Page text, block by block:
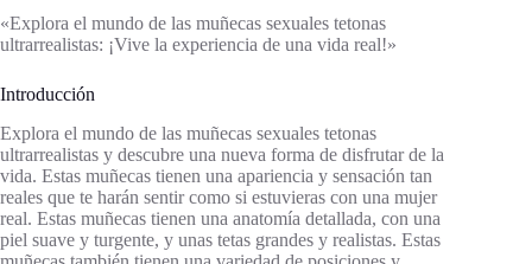
«Explora el mundo de las muñecas sexuales tetonas
ultrarrealistas: ¡Vive la experiencia de una vida real!»
Introducción
Explora el mundo de las muñecas sexuales tetonas
ultrarrealistas y descubre una nueva forma de disfrutar de la
vida. Estas muñecas tienen una apariencia y sensación tan
reales que te harán sentir como si estuvieras con una mujer
real. Estas muñecas tienen una anatomía detallada, con una
piel suave y turgente, y unas tetas grandes y realistas. Estas